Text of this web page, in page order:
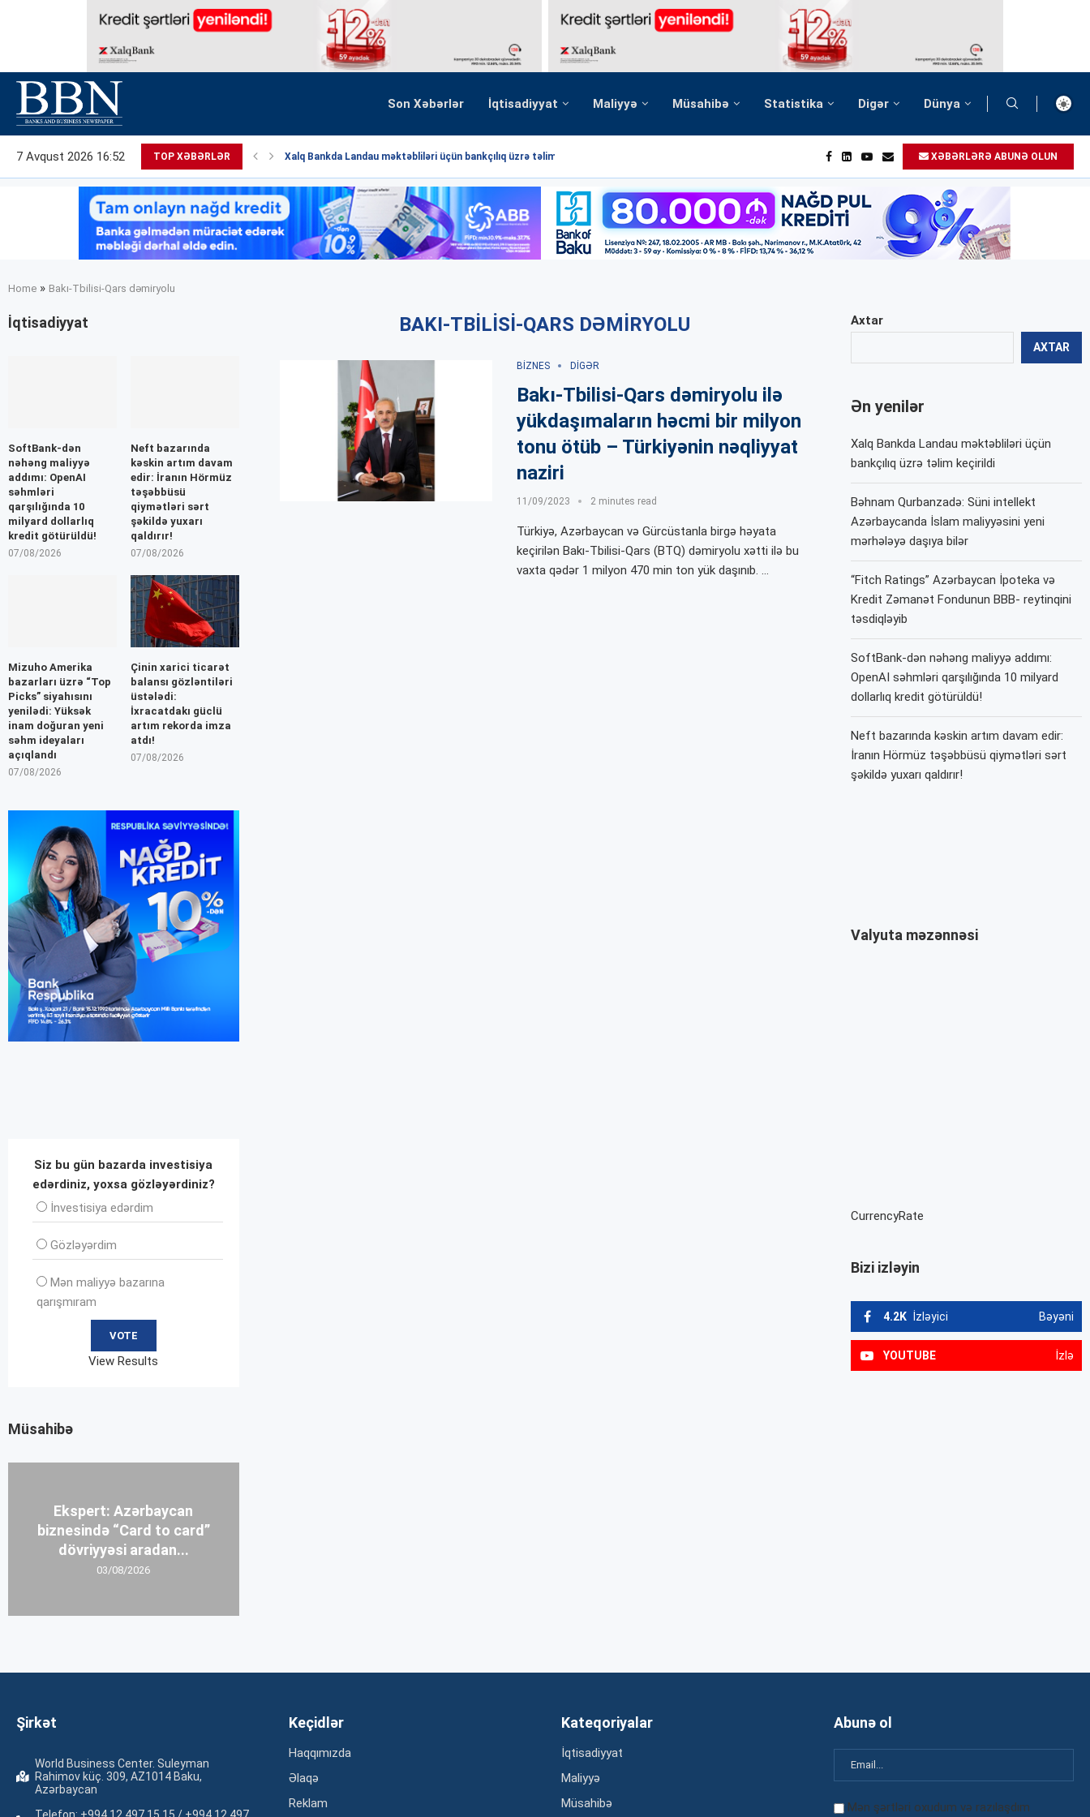
Son Xəbərlər İqtisadiyyat Maliyyə Müsahibə Statistika Digər Dünya
7 Avqust 2026 16:52 TOP XƏBƏRLƏR Xalq Bankda Landau məktəbliləri üçün bankçılıq üzrə təlim... XƏBƏRLƏRƏ ABUNƏ OLUN
Home » Bakı-Tbilisi-Qars dəmiryolu
BAKI-TBILISI-QARS DƏMIRYOLU
BIZNES DIGƏR
Bakı-Tbilisi-Qars dəmiryolu ilə
yükdaşımaların həcmi bir milyon
tonu ötüb – Türkiyənin nəqliyyat
naziri
11/09/2023 2 minutes read
Türkiyə, Azərbaycan və Gürcüstanla birgə həyata
keçirilən Bakı-Tbilisi-Qars (BTQ) dəmiryolu xətti ilə bu
vaxta qədər 1 milyon 470 min ton yük daşınıb. …
Axtar
AXTAR
Ən yenilər
Xalq Bankda Landau məktəbliləri üçün
bankçılıq üzrə təlim keçirildi
Bəhnam Qurbanzadə: Süni intellekt
Azərbaycanda İslam maliyyəsini yeni
mərhələyə daşıya bilər
“Fitch Ratings” Azərbaycan İpoteka və
Kredit Zəmanət Fondunun BBB- reytinqini
təsdiqləyib
SoftBank-dən nəhəng maliyyə addımı:
OpenAI səhmləri qarşılığında 10 milyard
dollarlıq kredit götürüldü!
Neft bazarında kəskin artım davam edir:
İranın Hörmüz təşəbbüsü qiymətləri sərt
şəkildə yuxarı qaldırır!
Valyuta məzənnəsi
CurrencyRate
Bizi izləyin
4.2K İzləyici Bəyəni
YOUTUBE İzlə
İqtisadiyyat
SoftBank-dən
nəhəng maliyyə
addımı: OpenAI
səhmləri
qarşılığında 10
milyard dollarlıq
kredit götürüldü!
07/08/2026
Neft bazarında
kəskin artım davam
edir: İranın Hörmüz
təşəbbüsü
qiymətləri sərt
şəkildə yuxarı
qaldırır!
07/08/2026
Mizuho Amerika
bazarları üzrə “Top
Picks” siyahısını
yenilədi: Yüksək
inam doğuran yeni
səhm ideyaları
açıqlandı
07/08/2026
Çinin xarici ticarət
balansı gözləntiləri
üstələdi:
İxracatdakı güclü
artım rekorda imza
atdı!
07/08/2026
Siz bu gün bazarda investisiya
edərdiniz, yoxsa gözləyərdiniz?
İnvеstisiya edərdim
Gözləyərdim
Mən maliyyə bazarına
qarışmıram
View Results
Müsahibə
Ekspert: Azərbaycan
biznesində “Card to card”
dövriyyəsi aradan...
03/08/2026
Şirkət
World Business Center. Suleyman
Rahimov küç. 309, AZ1014 Baku,
Azərbaycan
Keçidlər
Haqqımızda
Əlaqə
Reklam
Kateqoriyalar
İqtisadiyyat
Maliyyə
Müsahibə
Abunə ol
Mən şərtləri oxudum və razılaşdım